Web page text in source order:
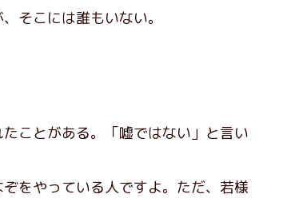
そこには誰もいない。
ことがある。「嘘ではない」と言い
をやっている人ですよ。ただ、若様